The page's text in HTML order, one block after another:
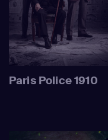
Paris Police 1910